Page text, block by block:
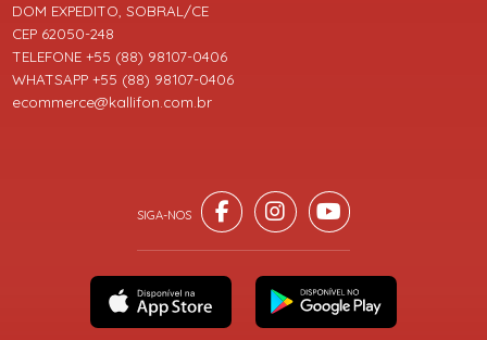
DOM EXPEDITO, SOBRAL/CE
CEP 62050-248
TELEFONE +55 (88) 98107-0406
WHATSAPP +55 (88) 98107-0406
ecommerce@kallifon.com.br